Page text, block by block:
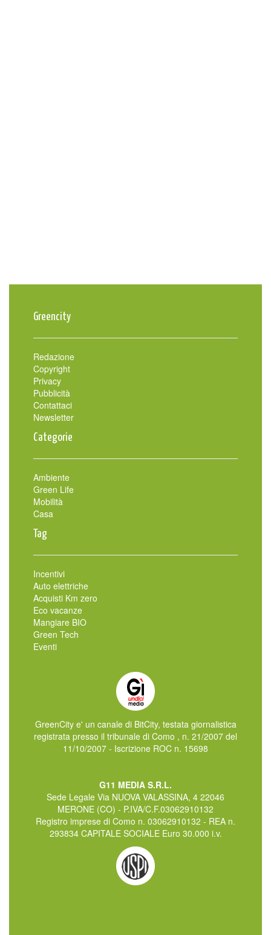
Greencity
Redazione
Copyright
Privacy
Pubblicità
Contattaci
Newsletter
Categorie
Ambiente
Green Life
Mobilità
Casa
Tag
Incentivi
Auto elettriche
Acquisti Km zero
Eco vacanze
Mangiare BIO
Green Tech
Eventi
GreenCity e' un canale di BitCity, testata giornalistica
registrata presso il tribunale di Como , n. 21/2007 del
11/10/2007 - Iscrizione ROC n. 15698
G11 MEDIA S.R.L.
Sede Legale Via NUOVA VALASSINA, 4 22046
MERONE (CO) - P.IVA/C.F.03062910132
Registro imprese di Como n. 03062910132 - REA n.
293834 CAPITALE SOCIALE Euro 30.000 i.v.